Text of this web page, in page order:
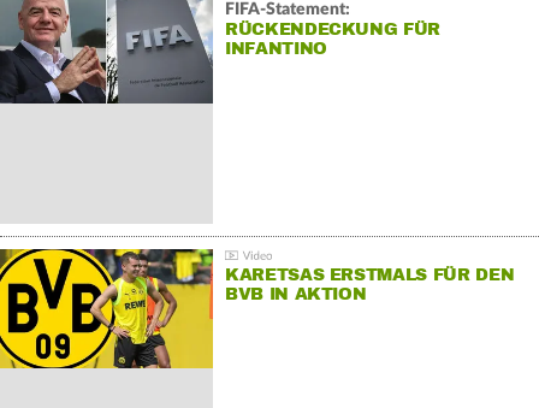
FIFA-Statement:
RÜCKENDECKUNG FÜR
INFANTINO
KARETSAS ERSTMALS FÜR DEN
BVB IN AKTION